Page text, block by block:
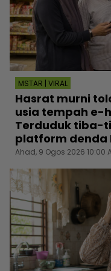
MSTAR | VIRAL
Hasrat murni
usia tempah e-
Terduduk tiba-
platform denda
Ahad, 9 Ogos 2026 10:00